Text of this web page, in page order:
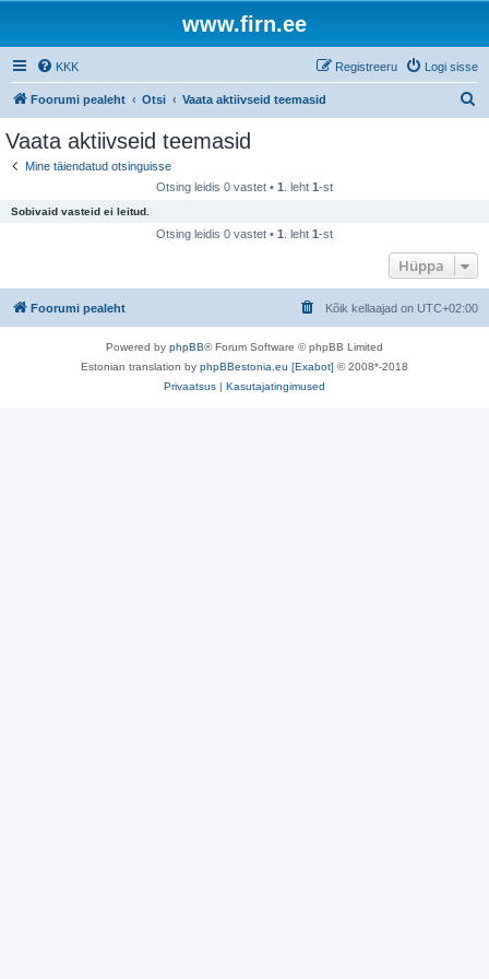
www.firn.ee
KKK Logi sisse
Registreeru
Foorumi pealeht Otsi Vaata aktiivseid teemasid
Vaata aktiivseid teemasid
Mine täiendatud otsinguisse
Otsing leidis 0 vastet • 1 . leht 1-st
Sobivaid vasteid ei leitud.
Otsing leidis 0 vastet • 1 . leht 1-st
Hüppa
Foorumi pealeht Kõik kellaajad on UTC+02:00
Powered by phpBB® Forum Software © phpBB Limited
Estonian translation by phpBBestonia.eu [Exabot] © 2008*-2018
Privaatsus | Kasutajatingimused